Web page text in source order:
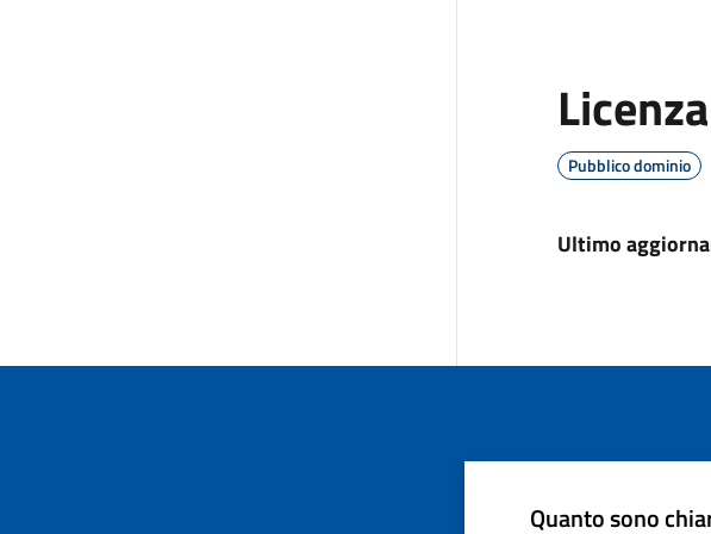
Pubblico dominio
Ultimo
Quanto sono